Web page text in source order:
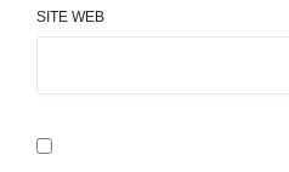
SITE WEB